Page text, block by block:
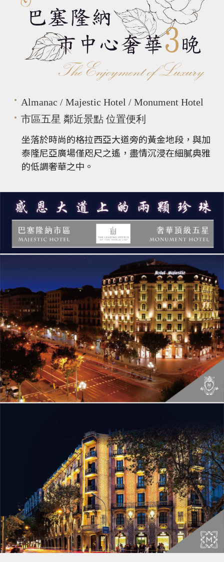
Almanac / Majestic Hotel / Monument Hotel
市區五星 鄰近景點 位置便利
坐落於時尚的格拉西亞大道旁的黃金地段，與加
泰隆尼亞廣場僅咫尺之遙，盡情沉浸在細膩典雅
的低調奢華之中。